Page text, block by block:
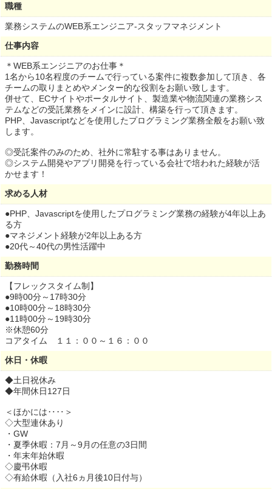
職種
業務システムのWEB系エンジニア-スタッフマネジメント
仕事内容
＊WEB系エンジニアのお仕事＊
1名から10名程度のチームで行っている案件に複数参加して頂き、各
チームの取りまとめやメンター的な役割をお願い致します。
併せて、ECサイトやポータルサイト、製造業や物流関連の業務シス
テムなどの受託業務をメインに設計、構築を行って頂きます。
PHP、Javascriptなどを使用したプログラミング業務全般をお願い致
します。
◎受託案件のみのため、社外に常駐する事はありません。
◎システム開発やアプリ開発を行っている会社で培われた経験が活
かせます！
求める人材
●PHP、Javascriptを使用したプログラミング業務の経験が4年以上あ
る方
●マネジメント経験が2年以上ある方
●20代～40代の男性活躍中
勤務時間
【フレックスタイム制】
●9時00分～17時30分
●10時00分～18時30分
●11時00分～19時30分
※休憩60分
コアタイム １１：００～１６：００
休日・休暇
◆土日祝休み
◆年間休日127日
＜ほかには‥‥＞
◇大型連休あり
・GW
・夏季休暇：7月～9月の任意の3日間
・年末年始休暇
◇慶弔休暇
◇有給休暇（入社6ヵ月後10日付与）